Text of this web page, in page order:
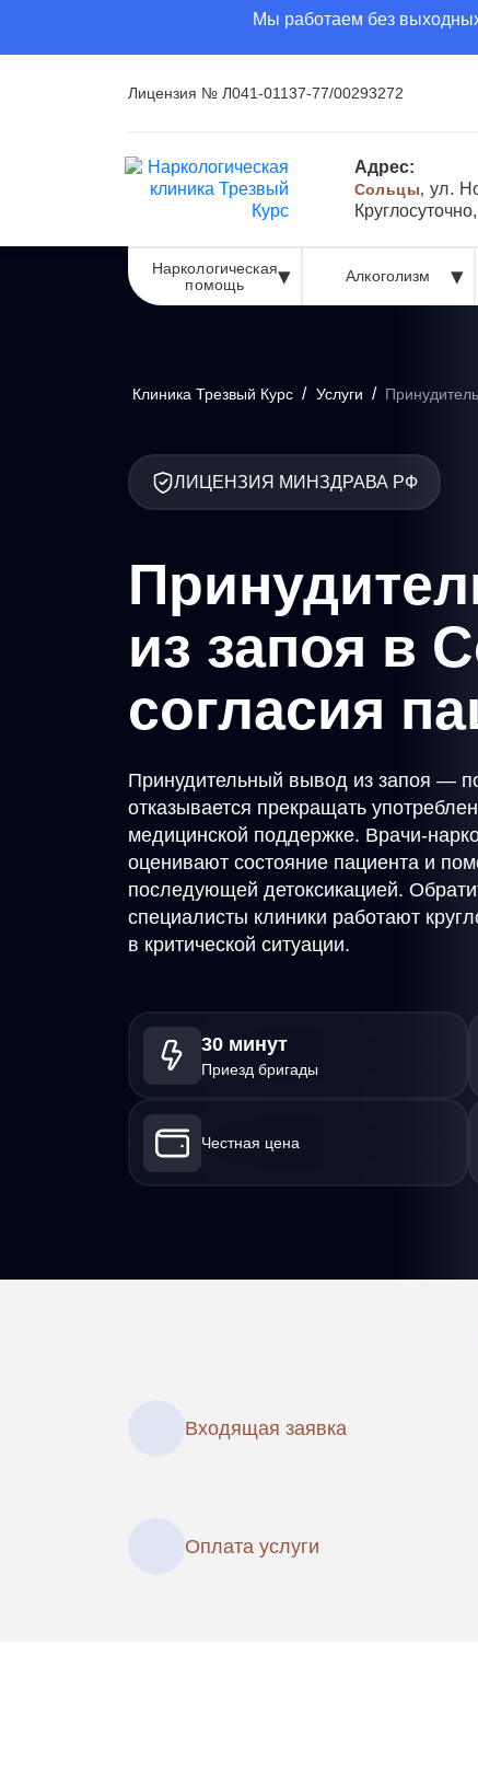
Мы работаем без
Лицензия № Л041-01137-77/00293272
Адрес:
Сольцы, ул.
Наркологическая
помощь
Алкоголизм
Клиника Трезвый Курс / Услуги /
ЛИЦЕНЗИЯ МИНЗДРАВА РФ
из запоя в
согласия
Принудительный вывод из запоя —
отказывается прекращать
медицинской поддержке. Врачи-
оценивают состояние пациента и
последующей детоксикацией.
специалисты клиники работают
в критической ситуации.
30 минут
Приезд бригады
Честная цена
Входящая заявка
Оплата услуги